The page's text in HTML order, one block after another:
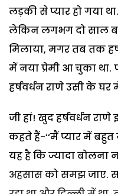
लड़की से प्यार हो गया
लेकिन लगभग दो साल
मिलाया, मगर तब तक
में नया प्रेमी आ चुका था.
हर्षवर्धन राणे उसी के
जी हां! खुद हर्षवर्धन
कहते हैं-‘‘मैं प्यार में
यह है कि ज्यादा
अहसास को समझ जाए.